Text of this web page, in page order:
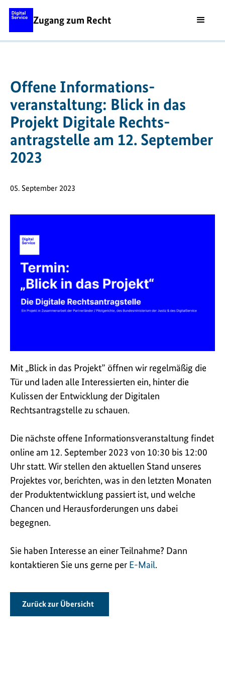
Zugang zum Recht
Offene Informations­
veranstaltung: Blick in das
Projekt Digitale Rechts­
antragstelle am 12. September
2023
05. September 2023
Mit „Blick in das Projekt” öffnen wir regelmäßig die
Tür und laden alle Interessierten ein, hinter die
Kulissen der Entwicklung der Digitalen
Rechtsantragstelle zu schauen.
Die nächste offene Informationsveranstaltung findet
online am 12. September 2023 von 10:30 bis 12:00
Uhr statt. Wir stellen den aktuellen Stand unseres
Projektes vor, berichten, was in den letzten Monaten
der Produktentwicklung passiert ist, und welche
Chancen und Herausforderungen uns dabei
begegnen.
Sie haben Interesse an einer Teilnahme? Dann
kontaktieren Sie uns gerne per E-Mail.
Zurück zur Übersicht